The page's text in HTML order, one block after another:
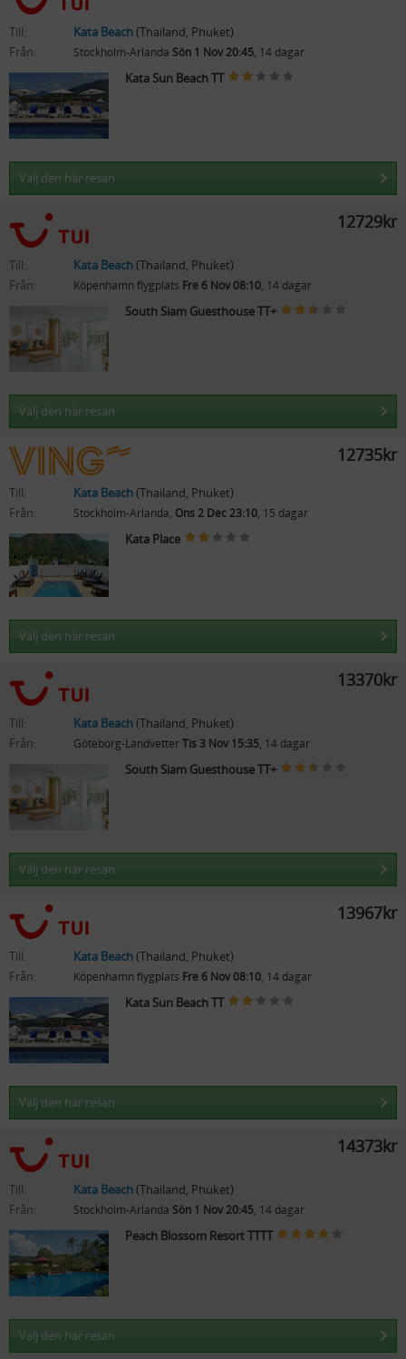
Till: Kata Beach(Thailand, Phuket)
Från:
Stockholm-Arlanda Sön 1 Nov 20:45, 14 dagar
Kata Sun Beach TT
Välj den här resan
12729kr
Till: Kata Beach(Thailand, Phuket)
Från:
Köpenhamn flygplats Fre 6 Nov 08:10, 14 dagar
South Siam Guesthouse TT+
Välj den här resan
12735kr
Till: Kata Beach(Thailand, Phuket)
Från:
Stockholm-Arlanda, Ons 2 Dec 23:10, 15 dagar
Kata Place
Välj den här resan
13370kr
Till: Kata Beach(Thailand, Phuket)
Från:
Göteborg-LandvetterTis 3 Nov 15:35, 14 dagar
South Siam Guesthouse TT+
Välj den här resan
13967kr
Till: Kata Beach(Thailand, Phuket)
Från:
Köpenhamn flygplats Fre 6 Nov 08:10, 14 dagar
Kata Sun Beach TT
Välj den här resan
14373kr
Till: Kata Beach(Thailand, Phuket)
Från:
Stockholm-Arlanda Sön 1 Nov 20:45, 14 dagar
Peach Blossom Resort TTTT
Välj den här resan